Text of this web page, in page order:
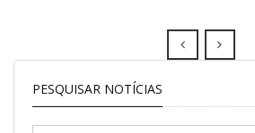
Prev Next
PESQUISAR NOTÍCIAS